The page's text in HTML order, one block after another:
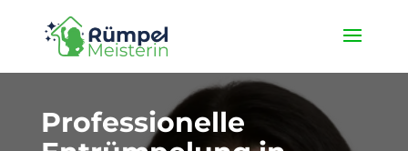
★ 4,9 / 5 ProvenExpert ✓ Deutschlandweit unterwegs ✉️
info@die-ruempelmeisterin.com
Professionelle